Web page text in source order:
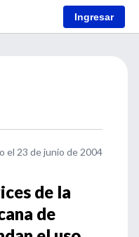
Ingresar
el 23 de junio de 2004
de la
de